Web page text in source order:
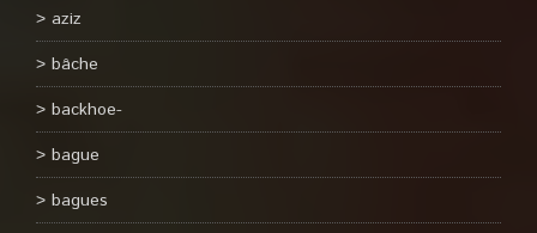
aziz
bâche
backhoe-
bague
bagues